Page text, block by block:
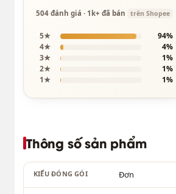
504 đánh giá · 1k+ đã bán trên Shopee
5★
94%
4★
4%
3★
1%
2★
1%
1★
1%
Thông số sản phẩm
KIỂU ĐÓNG GÓI Đơn